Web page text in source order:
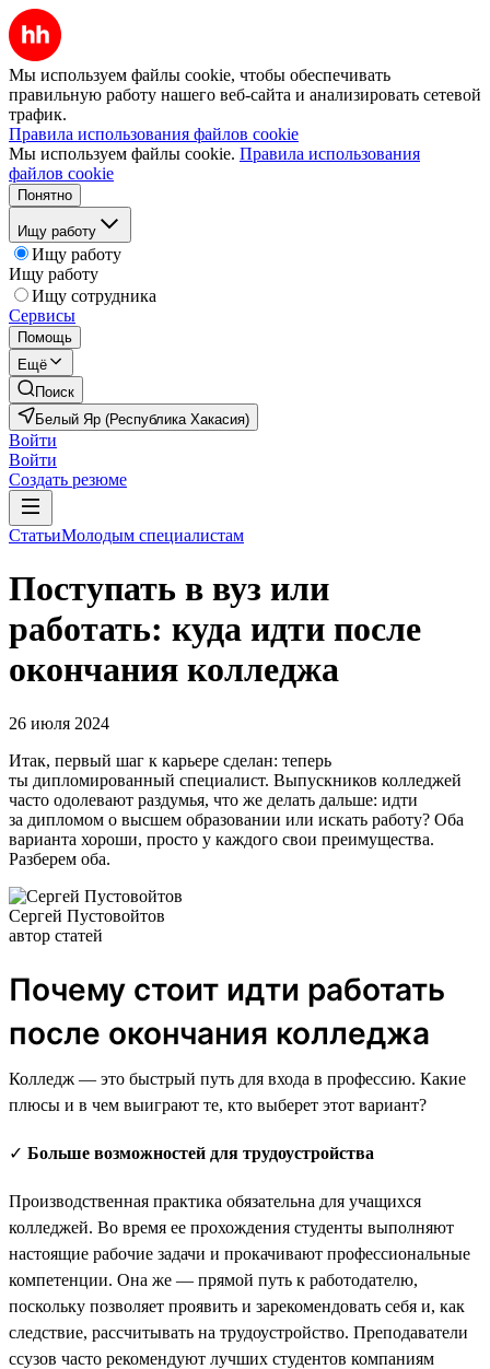
Мы используем файлы cookie, чтобы обеспечивать
правильную работу нашего веб-сайта и анализировать сетевой
трафик.
Правила использования файлов cookie
Мы используем файлы cookie. Правила использования
файлов cookie
Понятно
Ищу работу
Ищу работу
Ищу работу
Ищу сотрудника
Сервисы
Помощь
Ещё
Поиск
Белый Яр (Республика Хакасия)
Войти
Войти
Создать резюме
СтатьиМолодым специалистам
Поступать в вуз или
работать: куда идти после
окончания колледжа
26 июля 2024
Итак, первый шаг к карьере сделан: теперь
ты дипломированный специалист. Выпускников колледжей
часто одолевают раздумья, что же делать дальше: идти
за дипломом о высшем образовании или искать работу? Оба
варианта хороши, просто у каждого свои преимущества.
Разберем оба.
Сергей Пустовойтов
автор статей
Почему стоит идти работать
после окончания колледжа
Колледж — это быстрый путь для входа в профессию. Какие
плюсы и в чем выиграют те, кто выберет этот вариант?
✓ Больше возможностей для трудоустройства
Производственная практика обязательна для учащихся
колледжей. Во время ее прохождения студенты выполняют
настоящие рабочие задачи и прокачивают профессиональные
компетенции. Она же — прямой путь к работодателю,
поскольку позволяет проявить и зарекомендовать себя и, как
следствие, рассчитывать на трудоустройство. Преподаватели
ссузов часто рекомендуют лучших студентов компаниям